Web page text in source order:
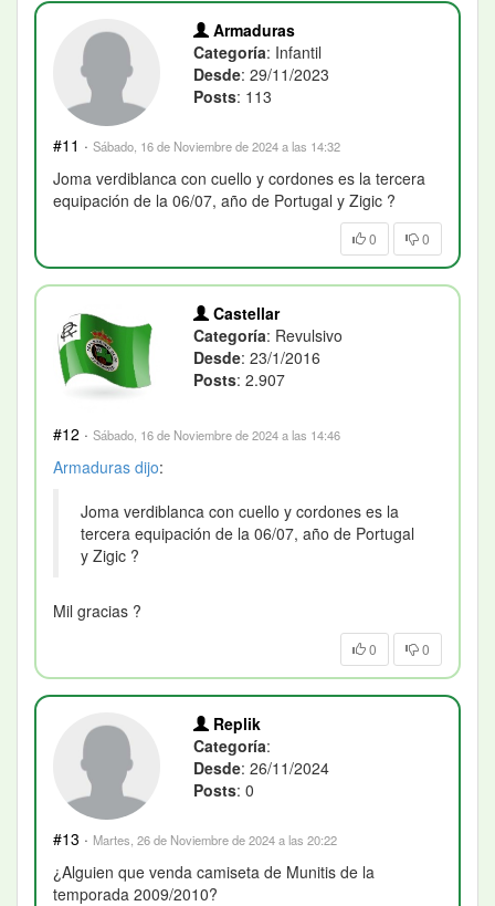
Armaduras
Categoría: Infantil
Desde: 29/11/2023
Posts: 113
#11 · Sábado, 16 de Noviembre de 2024 a las 14:32
Joma verdiblanca con cuello y cordones es la tercera
equipación de la 06/07, año de Portugal y Zigic ?
0 0
Castellar
Categoría: Revulsivo
Desde: 23/1/2016
Posts: 2.907
#12 · Sábado, 16 de Noviembre de 2024 a las 14:46
Armaduras dijo:
Joma verdiblanca con cuello y cordones es la
tercera equipación de la 06/07, año de Portugal
y Zigic ?
Mil gracias ?
0 0
Replik
Categoría:
Desde: 26/11/2024
Posts: 0
#13 · Martes, 26 de Noviembre de 2024 a las 20:22
¿Alguien que venda camiseta de Munitis de la
temporada 2009/2010?